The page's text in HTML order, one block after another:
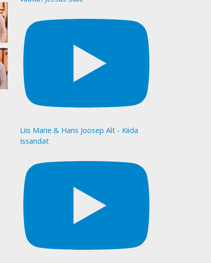
Liis Marie & Hans Joosep Alt - Kiida
Issandat